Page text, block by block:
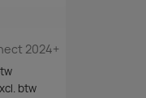
2024+
btw